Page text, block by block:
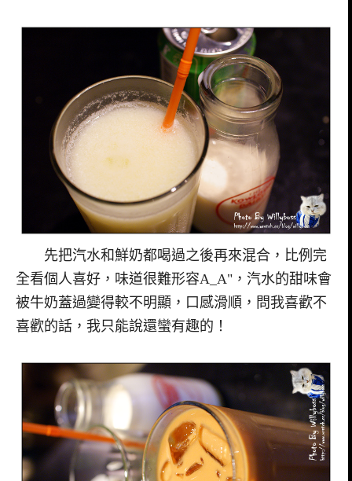
先把汽水和鮮奶都喝過之後再來混合，比例完
全看個人喜好，味道很難形容A_A"，汽水的甜味會
被牛奶蓋過變得較不明顯，口感滑順，問我喜歡不
喜歡的話，我只能說還蠻有趣的！